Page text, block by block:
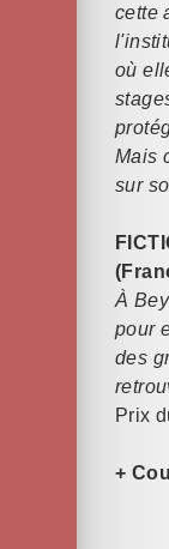
cette
où
Mais
sur
À
pour
des
Prix
+